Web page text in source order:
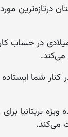
در حساب
می‌کند.
شما
ویژه بریتانیا
می‌کند.